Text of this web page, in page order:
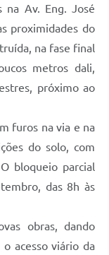
na Av. Eng. José
proximidades do
na fase final
metros dali,
próximo ao
furos na via e na
do solo, com
bloqueio parcial
das 8h às
obras, dando
acesso viário da